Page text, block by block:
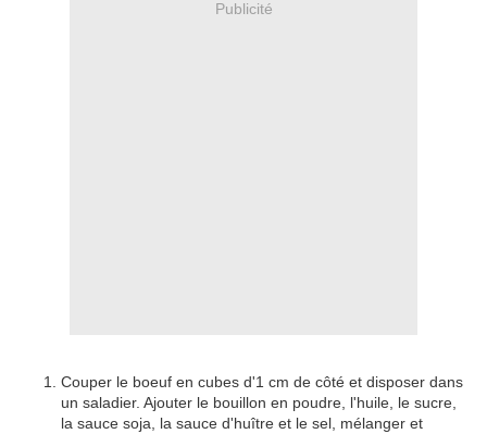
Publicité
Couper le boeuf en cubes d'1 cm de côté et disposer dans
un saladier. Ajouter le bouillon en poudre, l'huile, le sucre,
la sauce soja, la sauce d'huître et le sel, mélanger et